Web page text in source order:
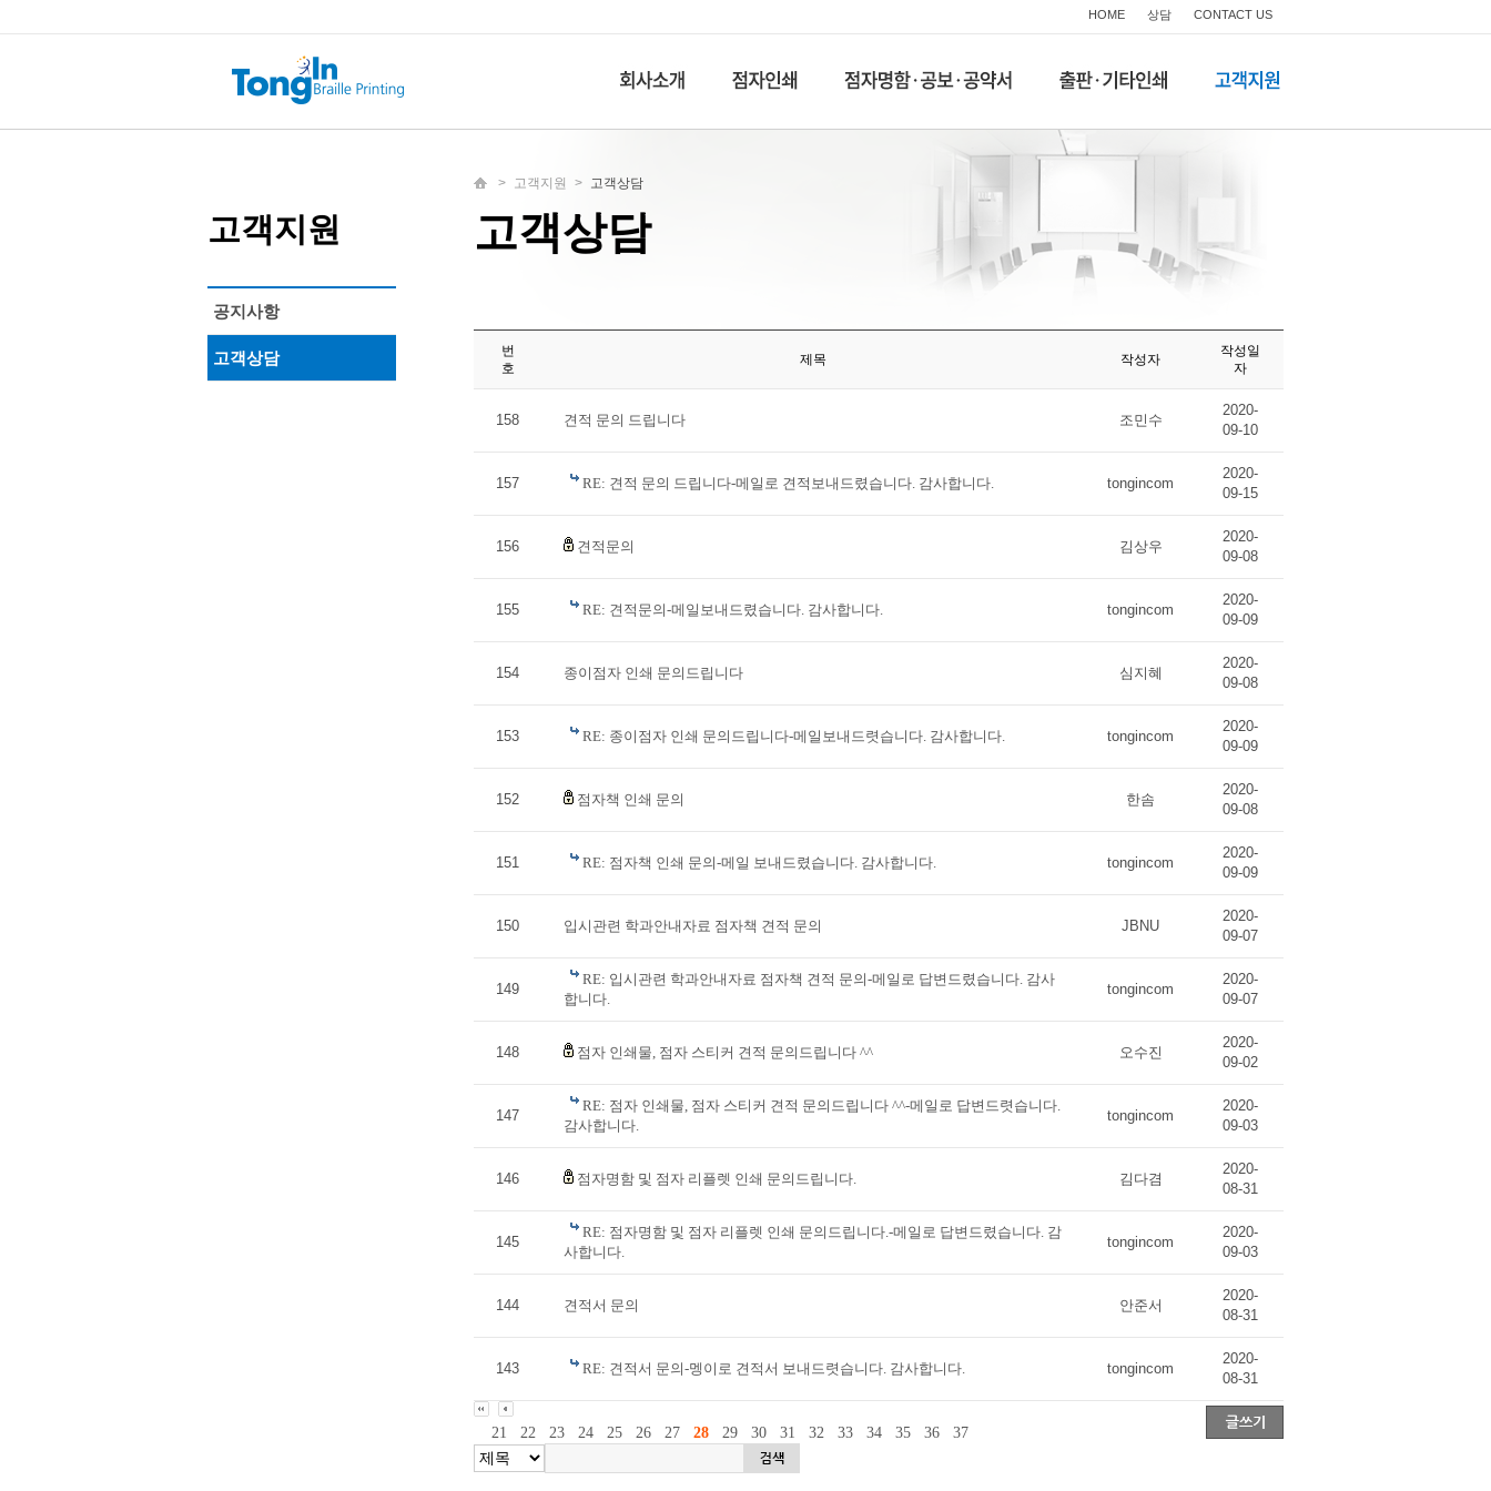
HOME 상담 CONTACT US
고객지원
공지사항
고객상담
> 고객지원 > 고객상담
고객상담
번
호
제목 작성자
작성일
자
158 견적 문의 드립니다 조민수
2020-
09-10
157 RE: 견적 문의 드립니다-메일로 견적보내드렸습니다. 감사합니다. tongincom
2020-
09-15
156 견적문의 김상우
2020-
09-08
155 RE: 견적문의-메일보내드렸습니다. 감사합니다. tongincom
2020-
09-09
154 종이점자 인쇄 문의드립니다 심지혜
2020-
09-08
153 RE: 종이점자 인쇄 문의드립니다-메일보내드렷습니다. 감사합니다. tongincom
2020-
09-09
152 점자책 인쇄 문의 한솜
2020-
09-08
151 RE: 점자책 인쇄 문의-메일 보내드렸습니다. 감사합니다. tongincom
2020-
09-09
150 입시관련 학과안내자료 점자책 견적 문의 JBNU
2020-
09-07
149
RE: 입시관련 학과안내자료 점자책 견적 문의-메일로 답변드렸습니다. 감사
합니다.
tongincom
2020-
09-07
148 점자 인쇄물, 점자 스티커 견적 문의드립니다 ^^ 오수진
2020-
09-02
147
RE: 점자 인쇄물, 점자 스티커 견적 문의드립니다 ^^-메일로 답변드렷습니다.
감사합니다.
tongincom
2020-
09-03
146 점자명함 및 점자 리플렛 인쇄 문의드립니다. 김다겸
2020-
08-31
145
RE: 점자명함 및 점자 리플렛 인쇄 문의드립니다.-메일로 답변드렸습니다. 감
사합니다.
tongincom
2020-
09-03
144 견적서 문의 안준서
2020-
08-31
143 RE: 견적서 문의-멩이로 견적서 보내드렷습니다. 감사합니다. tongincom
2020-
08-31
21 22 23 24 25 26 27 28 29 30 31 32 33 34 35 36 37